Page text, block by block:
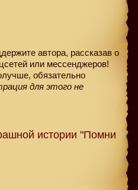
автора, рассказав о
или мессенджеров!
обязательно
для этого не
истории "Помни